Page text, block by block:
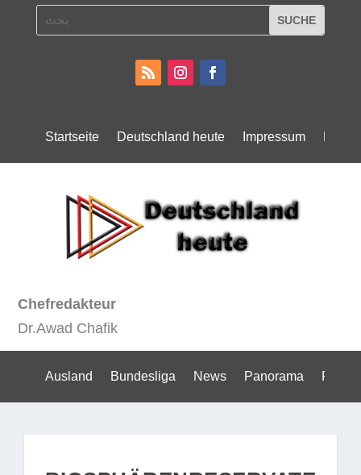
Startseite Deutschland heute Impressum
Chefredakteur
Dr.Awad Chafik
Ausland Bundesliga News Panorama Politik